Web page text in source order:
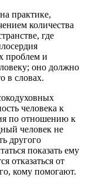
практике,
количества
где
проблем и
оно должно
в словах.
человека к
по отношению к
человек не
другого
показать ему
отказаться от
кому помогают.